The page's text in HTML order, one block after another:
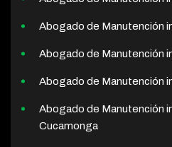
Abogado de Manutención
Abogado de Manutención
Abogado de Manutención
Abogado de Manutención
Cucamonga